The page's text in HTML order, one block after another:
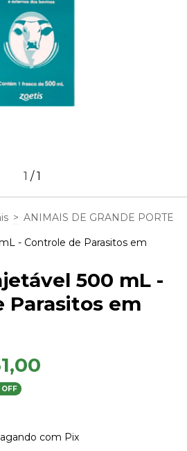
1 /1
> ANIMAIS DE GRANDE PORTE
- Controle de Parasitos em
500 mL -
Parasitos em
OFF
com Pix